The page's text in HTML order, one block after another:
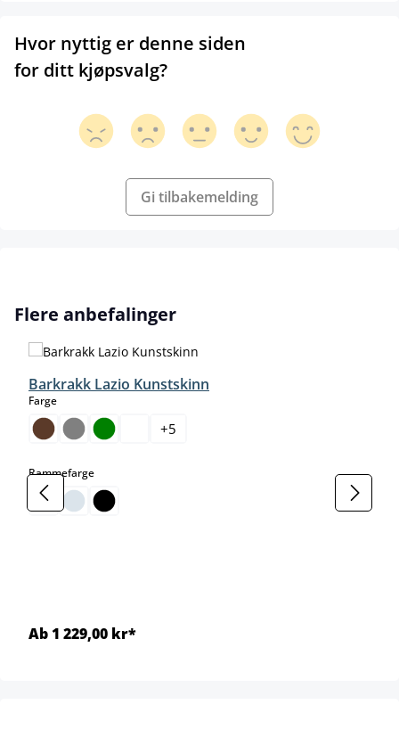
Hvor nyttig er denne siden
for ditt kjøpsvalg?
Gi tilbakemelding
Hopp over produktgalleri
Flere anbefalinger
Barkrakk Lazio Kunstskinn
Fargeselect
+5
Rammefargeselect
Ab 1 229,00 kr*